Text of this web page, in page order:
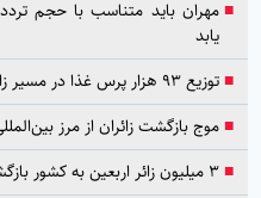
■مهران باید متناسب با حجم
یابد
■توزیع ۹۳ هزار پرس غذا در مسیر زائران اربعین
■موج بازگشت زائران از مرز
■۳ میلیون زائر اربعین به کشور بازگشته‌اند